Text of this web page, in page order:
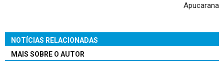
Apucarana
NOTÍCIAS RELACIONADAS
MAIS SOBRE O AUTOR